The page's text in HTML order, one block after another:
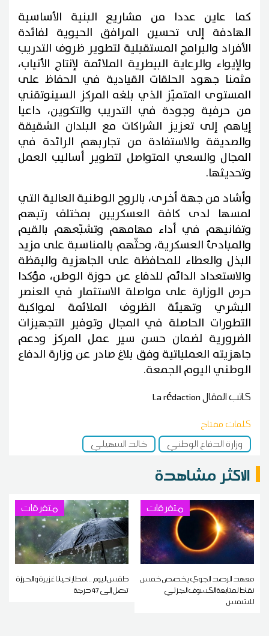
كما عاين عددا من مشاريع البنية الأساسية
الهادفة إلى تحسين المرافق الحيوية لفائدة
الأفراد والبرامج المستقبلية لتطوير ظروف التدريب
والإيواء والرعاية البيطرية الملائمة لإنتاج الأنياب،
مثمنا جهود الحلقات القيادية في الحفاظ على
المستوى المتميّز الذي بلغه المركز السينوتقني
من حرفية وجودة في التدريب والتكوين، داعيا
إياهم إلى تعزيز الشراكات مع البلدان الشقيقة
والصديقة والاستفادة من تجاربهم الرائدة في
المجال والسعي المتواصل لتطوير أساليب العمل
وتحديثها.
وأشاد من جهة أخرى، بالروح الوطنية العالية التي
لمسها لدى كافة العسكريين بمختلف رتبهم
وتفانيهم في أداء مهامهم وتشبّعهم بالقيم
والمبادئ العسكرية، وحثّهم بالمناسبة على مزيد
البذل والعطاء للمحافظة على الجاهزية واليقظة
والاستعداد الدائم للدفاع عن حوزة الوطن، مؤكدا
حرص الوزارة على مواصلة الاستثمار في العنصر
البشري وتهيئة الظروف الملائمة لمواكبة
التطورات الحاصلة في المجال وتوفير التجهيزات
الضرورية لضمان حسن سير عمل المركز ودعم
جاهزيته العملياتية وفق بلاغ صادر عن وزارة الدفاع
الوطني اليوم الجمعة.
كاتب المقالLa rédaction
كلمات مفتاح
وزارة الدفاع الوطني
خالد السهيلي
الاكثر مشاهدة
متفرقات
معهد الرصد الجوي يخصص خمس
نقاط لمتابعة الكسوف الجزئي
للشمس
متفرقات
طقس اليوم ...أمطار أحيانا غزيرة و الحرارة
تصل إلى 47 درجة